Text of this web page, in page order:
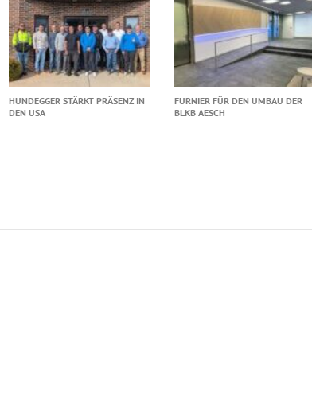
HUNDEGGER STÄRKT PRÄSENZ IN
DEN USA
FURNIER FÜR DEN UMBAU DER
BLKB AESCH